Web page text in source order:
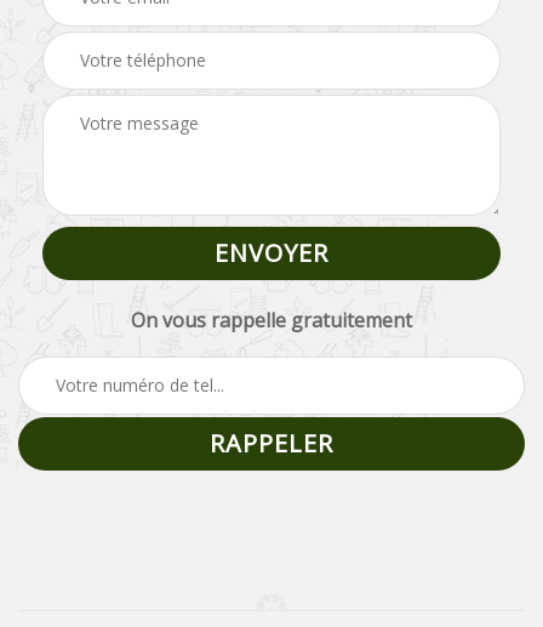
On vous rappelle gratuitement